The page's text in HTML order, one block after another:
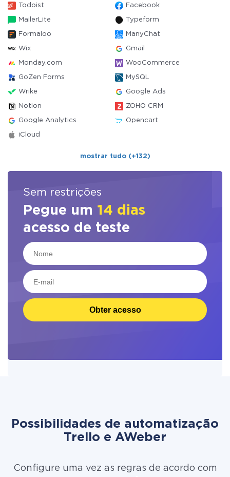
Todoist Facebook
MailerLite Typeform
Formaloo ManyChat
Wix Gmail
Monday.com WooCommerce
GoZen Forms MySQL
Wrike Google Ads
Notion ZOHO CRM
Google Analytics Opencart
iCloud
mostrar tudo (+132)
Sem restrições
Pegue um 14 dias
acesso de teste
Obter acesso
Possibilidades de automatização
Trello e AWeber
Configure uma vez as regras de acordo com